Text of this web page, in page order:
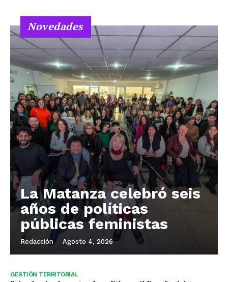
Novedades
La Matanza celebró seis
años de políticas
públicas feministas
Redacción - Agosto 4, 2026
GESTIÓN TERRITORIAL